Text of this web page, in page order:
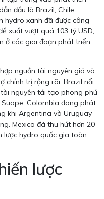
đầu là Brazil, Chile,
hydro xanh đã được công
xuất vượt quá 103 tỷ USD,
ở các giai đoạn phát triển
nguồn tài nguyên gió và
chính trị rộng rãi. Brazil nổi
nguyên tái tạo phong phú
Colombia đang phát
khi Argentina và Uruguay
Mexico đã thu hút hơn 20
lược hydro quốc gia toàn
lược